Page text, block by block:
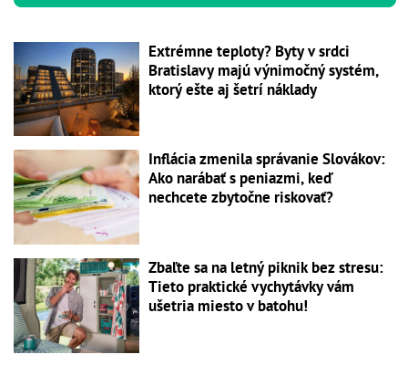
Extrémne teploty? Byty v srdci
Bratislavy majú výnimočný systém,
ktorý ešte aj šetrí náklady
Inflácia zmenila správanie Slovákov:
Ako narábať s peniazmi, keď
nechcete zbytočne riskovať?
Zbaľte sa na letný piknik bez stresu:
Tieto praktické vychytávky vám
ušetria miesto v batohu!